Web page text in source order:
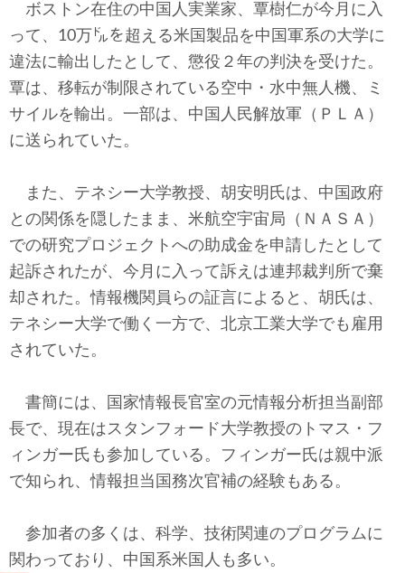
ボストン在住の中国人実業家、覃樹仁が今月に入
って、10万㌦を超える米国製品を中国軍系の大学に
違法に輸出したとして、懲役２年の判決を受けた。
覃は、移転が制限されている空中・水中無人機、ミ
サイルを輸出。一部は、中国人民解放軍（ＰＬＡ）
に送られていた。
また、テネシー大学教授、胡安明氏は、中国政府
との関係を隠したまま、米航空宇宙局（ＮＡＳＡ）
での研究プロジェクトへの助成金を申請したとして
起訴されたが、今月に入って訴えは連邦裁判所で棄
却された。情報機関員らの証言によると、胡氏は、
テネシー大学で働く一方で、北京工業大学でも雇用
されていた。
書簡には、国家情報長官室の元情報分析担当副部
長で、現在はスタンフォード大学教授のトマス・フ
ィンガー氏も参加している。フィンガー氏は親中派
で知られ、情報担当国務次官補の経験もある。
参加者の多くは、科学、技術関連のプログラムに
関わっており、中国系米国人も多い。